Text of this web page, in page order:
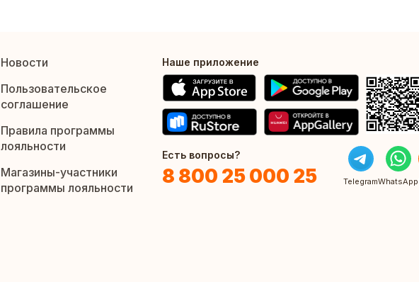
Новости
Пользовательское
соглашение
Правила программы
лояльности
Магазины-участники
программы лояльности
Наше приложение
Есть вопросы?
8 800 25 000 25 TelegramWhatsApp